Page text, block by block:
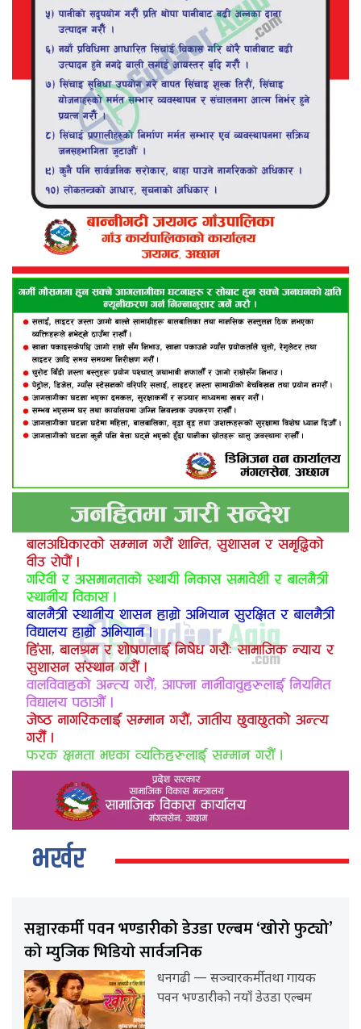
भर्खर
सञ्चारकर्मी पवन भण्डारीको डेउडा एल्बम ‘खोरो फुट्यो’
को म्युजिक भिडियो सार्वजनिक
धनगढी — सञ्चारकर्मी तथा गायक
पवन भण्डारीको नयाँ डेउडा एल्बम